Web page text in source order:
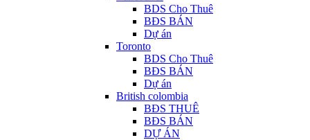
BDS Cho Thuê
BĐS BÁN
Dự án
Toronto
BDS Cho Thuê
BĐS BÁN
Dự án
British colombia
BĐS THUÊ
BĐS BÁN
DỰ ÁN